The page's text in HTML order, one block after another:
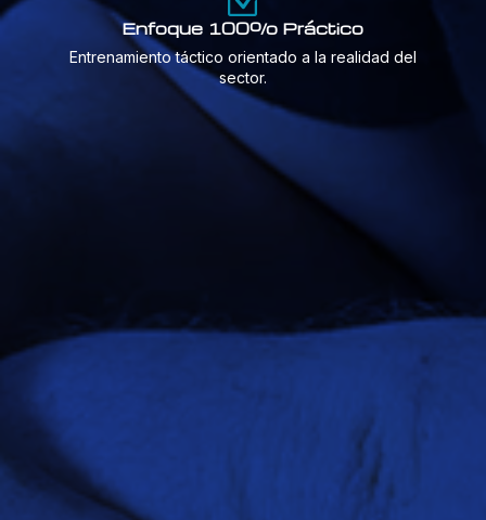
Enfoque 100% Práctico
Entrenamiento táctico orientado a la realidad del
sector.